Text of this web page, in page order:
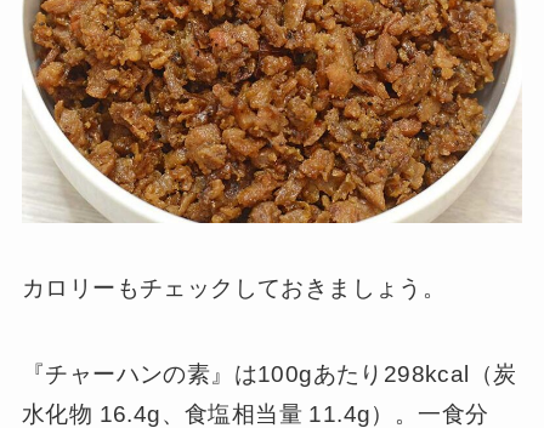
カロリーもチェックしておきましょう。
『チャーハンの素』は100gあたり298kcal（炭
水化物 16.4g、食塩相当量 11.4g）。一食分